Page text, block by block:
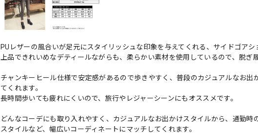
PUレザーの風合いが足元にスタイリッシュな印象を与えてくれる、サイドゴアシ
上品できれいめなデティールながらも、柔らかい素材を使用しているので、脱ぎ
チャンキーヒール仕様で安定感があるので歩きやすく、普段のカジュアルなお
てくれます。
長時間歩いても疲れにくいので、旅行やレジャーシーンにもオススメです。
どんなコーデにも取り入れやすく、カジュアルなお出かけスタイルから、通勤
スタイルなど、幅広いコーディネートにマッチしてくれます。